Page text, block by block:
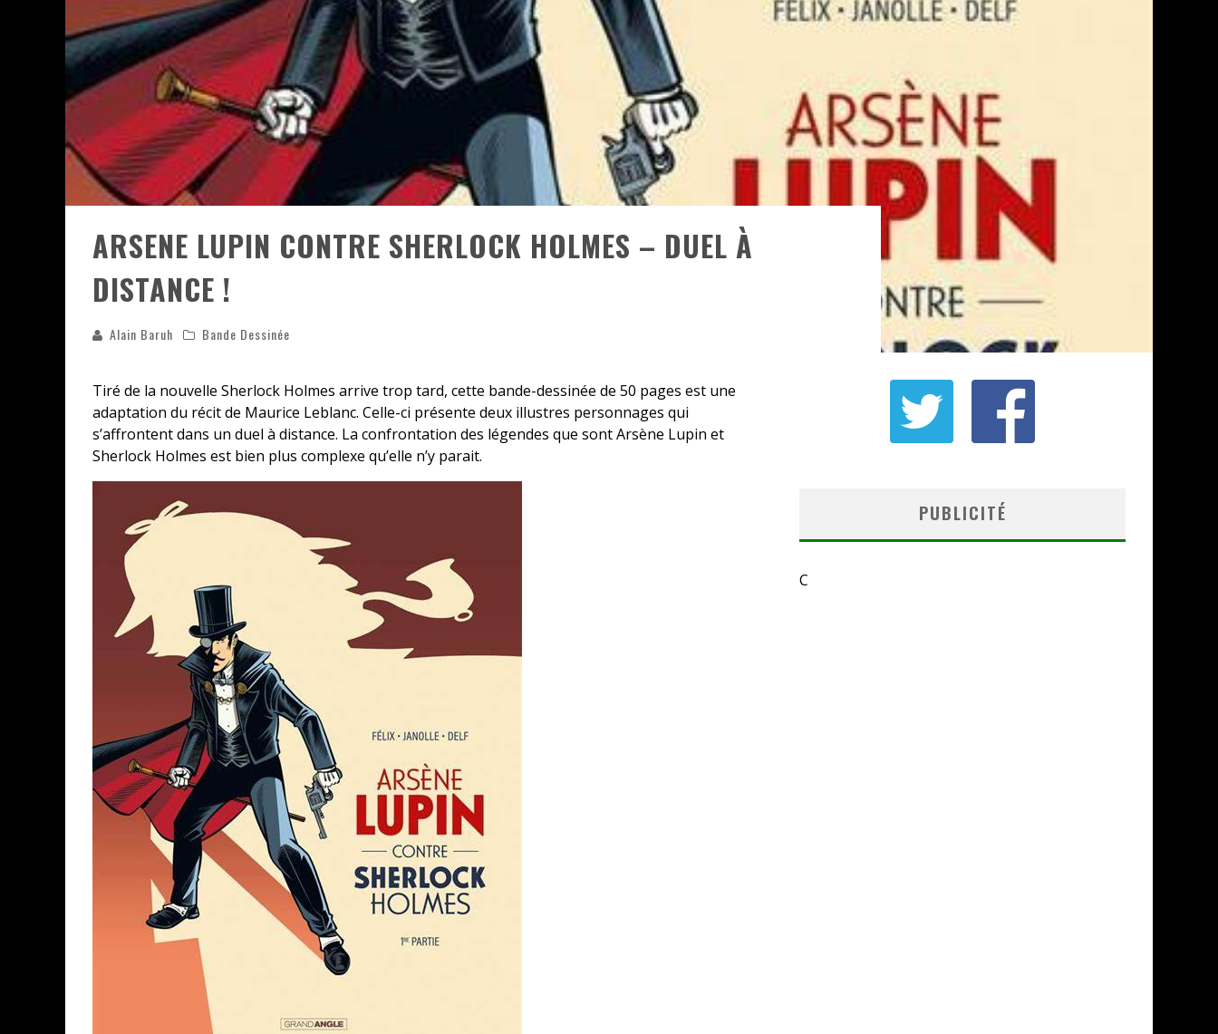
ASSASSIN'S CREED BLACK FLAG RESYNCED
« LE VENT DAND LES SAULES » - UNE BELLE HISTOIRE !
« DAMN THEM ALL » - UN DUO DE CHOC !
« LOVE IS A BOXING RING (TOMES 1 & 2) » – UN PASSÉ TROUBLE !
« WOLF-MAN / INTEGRALE TOMES 1 ET 2 » - CRUELLE VENGEANCE !
ARSENE LUPIN CONTRE SHERLOCK HOLMES – DUEL À
DISTANCE !
Alain Baruh Bande Dessinée
Tiré de la nouvelle Sherlock Holmes arrive trop tard, cette bande-dessinée de 50 pages est une
adaptation du récit de Maurice Leblanc. Celle-ci présente deux illustres personnages qui
s’affrontent dans un duel à distance. La confrontation des légendes que sont Arsène Lupin et
Sherlock Holmes est bien plus complexe qu’elle n’y parait.
PUBLICITÉ
C